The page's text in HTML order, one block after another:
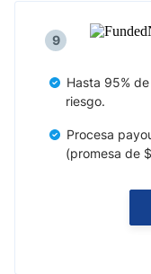
9
Hasta 95%
riesgo.
Procesa
(promesa de